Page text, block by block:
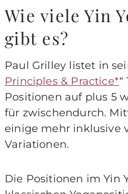
Wie viele Yin
gibt es?
Paul Grilley listet in
Principles & Practice
Positionen auf plus 5
für zwischendurch.
einige mehr inklusive
Variationen.
Die Positionen im Yin